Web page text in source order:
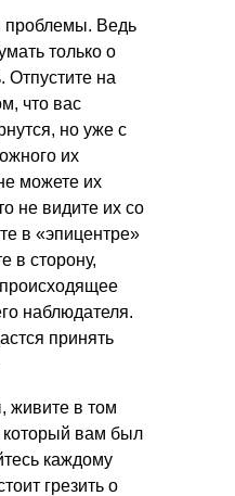
проблемы. Ведь
только о
Отпустите на
что вас
но уже с
их
можете их
не видите их со
в «эпицентре»
в сторону,
наблюдателя.
принять
живите в том
который вам был
каждому
грезить о